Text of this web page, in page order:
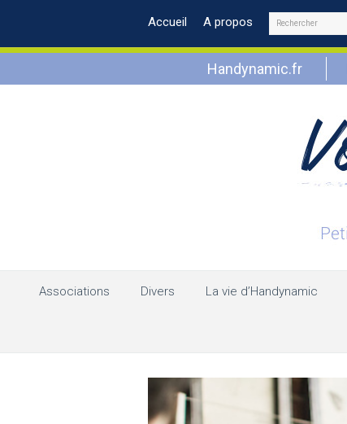
Accueil A propos Rechercher
Handynamic.fr
Associations Divers La vie d’Handynamic